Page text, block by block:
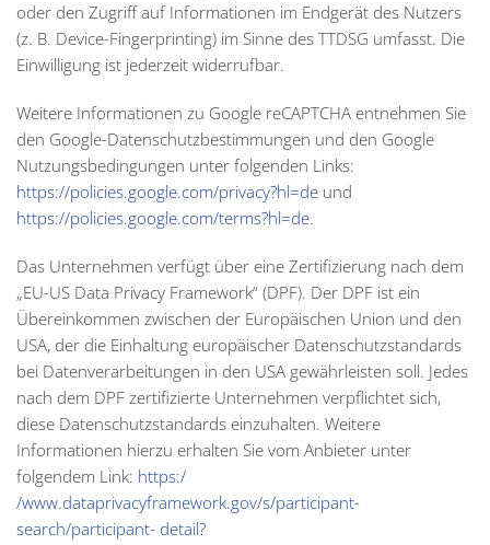
oder den Zugriff auf Informationen im Endgerät des Nutzers
(z. B. Device-Fingerprinting) im Sinne des TTDSG umfasst. Die
Einwilligung ist jederzeit widerrufbar.
Weitere Informationen zu Google reCAPTCHA entnehmen Sie
den Google-Datenschutzbestimmungen und den Google
Nutzungsbedingungen unter folgenden Links:
https://policies.google.com/privacy?hl=de und
https://policies.google.com/terms?hl=de.
Das Unternehmen verfügt über eine Zertifizierung nach dem
„EU-US Data Privacy Framework“ (DPF). Der DPF ist ein
Übereinkommen zwischen der Europäischen Union und den
USA, der die Einhaltung europäischer Datenschutzstandards
bei Datenverarbeitungen in den USA gewährleisten soll. Jedes
nach dem DPF zertifizierte Unternehmen verpflichtet sich,
diese Datenschutzstandards einzuhalten. Weitere
Informationen hierzu erhalten Sie vom Anbieter unter
folgendem Link: https:/
/www.dataprivacyframework.gov/s/participant-
search/participant- detail?